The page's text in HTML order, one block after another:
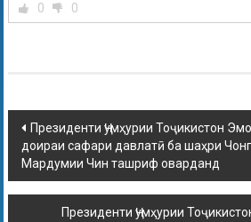
0 0
Президенти Ҷумҳурии Тоҷикистон
доираи сафари давлатӣ ба шаҳри
Мардумии Чин ташриф оварданд
Президенти Ҷумҳурии